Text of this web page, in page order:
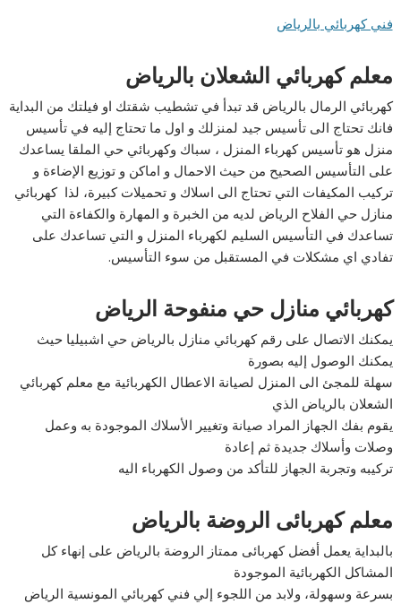
فني كهربائي بالرياض
معلم كهربائي الشعلان بالرياض
كهربائي الرمال بالرياض قد تبدأ في تشطيب شقتك او فيلتك من البداية
فانك تحتاج الى تأسيس جيد لمنزلك و اول ما تحتاج إليه في تأسيس
منزل هو تأسيس كهرباء المنزل ، سباك وكهربائي حي الملقا يساعدك
على التأسيس الصحيح من حيث الاحمال و اماكن و توزيع الإضاءة و
تركيب المكيفات التي تحتاج الى اسلاك و تحميلات كبيرة، لذا كهربائي
منازل حي الفلاح الرياض لديه من الخبرة و المهارة والكفاءة التي
تساعدك في التأسيس السليم لكهرباء المنزل و التي تساعدك على
تفادي اي مشكلات في المستقبل من سوء التأسيس.
كهربائي منازل حي منفوحة الرياض
يمكنك الاتصال على رقم كهربائي منازل بالرياض حي اشبيليا حيث
يمكنك الوصول إليه بصورة
سهلة للمجئ الى المنزل لصيانة الاعطال الكهربائية مع معلم كهربائي
الشعلان بالرياض الذي
يقوم بفك الجهاز المراد صيانة وتغيير الأسلاك الموجودة به وعمل
وصلات وأسلاك جديدة ثم إعادة
تركيبه وتجربة الجهاز للتأكد من وصول الكهرباء اليه
معلم كهربائى الروضة بالرياض
بالبداية يعمل أفضل كهربائى ممتاز الروضة بالرياض على إنهاء كل
المشاكل الكهربائية الموجودة
بسرعة وسهولة، ولابد من اللجوء إلي فني كهربائي المونسية الرياض